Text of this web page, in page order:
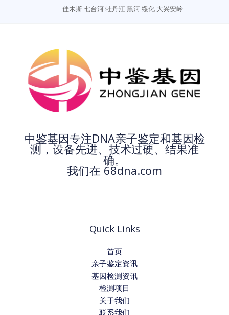
佳木斯七台河牡丹江黑河绥化 大兴安岭
中鉴基因专注DNA亲子鉴定和基因检
测，设备先进、技术过硬、结果准
确。
我们在 68dna.com
Quick Links
首页
亲子鉴定资讯
基因检测资讯
检测项目
关于我们
联系我们